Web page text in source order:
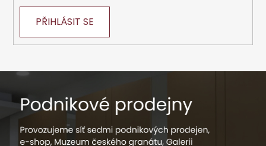
PŘIHLÁSIT SE